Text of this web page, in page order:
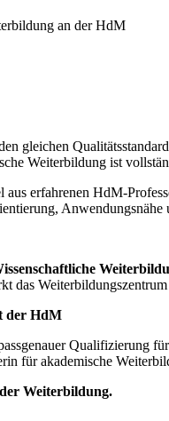
gleichen
Weiterbildung ist
erfahrenen HdM-
Anwendungsnähe
das
der HdM
Qualifizierung
für akademische
Weiterbildung.